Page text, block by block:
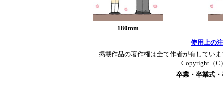
180mm
使用上の
掲載作品の著作権は全て作者が有してい
Copyright（C
卒業・卒業式